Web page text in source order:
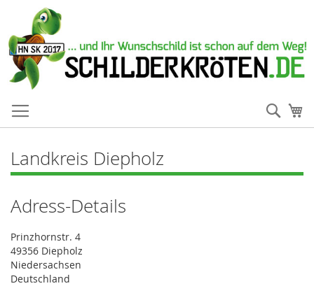
Landkreis Diepholz
Adress-Details
Prinzhornstr. 4
49356 Diepholz
Niedersachsen
Deutschland